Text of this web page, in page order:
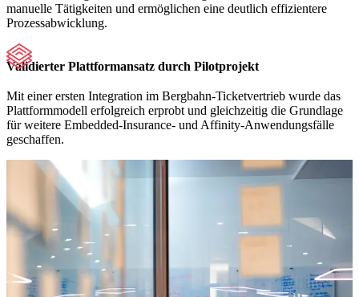
manuelle Tätigkeiten und ermöglichen eine deutlich effizientere
Prozessabwicklung.
Validierter Plattformansatz durch Pilotprojekt
Mit einer ersten Integration im Bergbahn-Ticketvertrieb wurde das
Plattformmodell erfolgreich erprobt und gleichzeitig die Grundlage
für weitere Embedded-Insurance- und Affinity-Anwendungsfälle
geschaffen.